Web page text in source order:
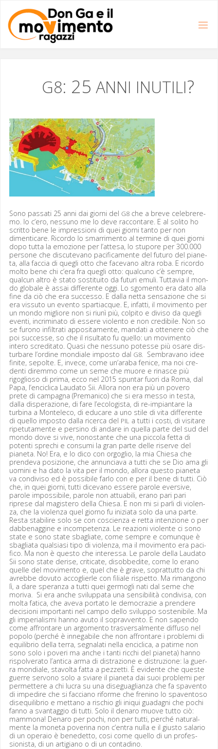
contenuto
G8: 25 ANNI INUTILI?
Sono pas­sati 25 anni dai giorni del G8che a breve cele­br­ere­
mo. Io c’ero, nes­suno me lo deve rac­con­tare. E al soli­to ho
scrit­to bene le impres­sioni di quei giorni tan­to per non
dimen­ti­care. Ricor­do lo smar­ri­men­to al ter­mine di quei giorni
dopo tut­ta la emozione per l’attesa, lo stu­pore per 300.000
per­sone che dis­cute­vano paci­fi­ca­mente del futuro del piane­
ta, alla fac­cia di quegli otto che face­vano altra roba. E ricor­do
molto bene chi c’era fra quegli otto: qual­cuno c’è sem­pre,
qual­cun altro è sta­to sos­ti­tu­ito da futuri emuli. Tut­tavia il mon­
do glob­ale è assai dif­fer­ente oggi. Lo sgo­men­to era dato alla
fine da ciò che era suc­ces­so. E dal­la net­ta sen­sazione che si
era vis­su­to un even­to spar­ti­acque. E, infat­ti, il movi­men­to per
un mon­do migliore non si riunì più, col­pi­to e divi­so da quegli
even­ti, incrim­i­na­to di essere vio­len­to e non cred­i­bile. Non so
se furono infil­trati apposi­ta­mente, man­dati a ottenere ciò che
poi suc­cesse, so che il risul­ta­to fu quel­lo: un movi­men­to
intero scred­i­ta­to. Qua­si che nes­suno potesse più osare dis­
tur­bare l’ordine mon­di­ale impos­to dal G8. Sem­bra­vano idee
finite, sepolte. E, invece, come un’araba fenice, ma noi cre­
den­ti direm­mo come un seme che muore e rinasce più
rigoglioso di pri­ma, ecco nel 2015 spun­tar fuori da Roma, dal
Papa, l’enciclica Lauda­to Sii. Allo­ra non era più un povero
prete di cam­pagna (Pre­man­i­co) che si era mes­so in tes­ta,
dal­la dis­per­azione, di fare l’ecologista, di re-impiantare la
turbina a Mon­t­ele­co, di edu­care a uno stile di vita dif­fer­ente
di quel­lo impos­to dal­la ricer­ca del PIL a tut­ti i costi, di vis­itare
ripetu­ta­mente e persi­no di andare in quel­la parte del sud del
mon­do dove si vive, nonos­tante che una pic­co­la fet­ta di
poten­ti sprechi e con­su­mi la gran parte delle ris­erve del
piane­ta. No! Era, e lo dico con orgoglio, la mia Chiesa che
pren­de­va posizione, che annun­ci­a­va a tut­ti che se Dio ama gli
uomi­ni e ha dato la vita per il mon­do, allo­ra questo piane­ta
va con­di­vi­so ed è pos­si­bile far­lo con e per il bene di tut­ti. Ciò
che, in quei giorni, tut­ti dice­vano essere parole ever­sive,
parole impos­si­bile, parole non attua­bili, era­no pari pari
riprese dal mag­is­tero del­la Chiesa. E non mi si par­li di vio­len­
za, che la vio­len­za quel giorno fu inizia­ta solo da una parte.
Res­ta sta­bilire solo se con coscien­za e ret­ta inten­zione o per
dabbe­nag­gine e incom­pe­ten­za. Le reazioni vio­lente ci sono
state e sono state sbagli­ate, come sem­pre e comunque è
sbagli­a­ta qual­si­asi tipo di vio­len­za, ma il movi­men­to era paci­
fi­co. Ma non è questo che inter­es­sa. Le parole del­la Lauda­to
Sii sono state derise, crit­i­cate, dis­obbe­dite, come lo era­no
quelle del movi­men­to e, quel che è grave, soprat­tut­to da chi
avrebbe dovu­to accoglier­le con fil­iale rispet­to. Ma riman­gono
lì, a dare sper­an­za a tut­ti quei ger­mogli nati dal seme che
mori­va. Si era anche svilup­pa­ta una sen­si­bil­ità con­di­visa, con
mol­ta fat­i­ca, che ave­va por­ta­to le democra­zie a pren­dere
deci­sioni impor­tan­ti nel cam­po del­lo svilup­po sosteni­bile. Ma
gli impe­ri­al­is­mi han­no avu­to il sopravven­to. E non sapen­do
come affrontare un argo­men­to trasver­salmente dif­fu­so nel
popo­lo (per­ché è innega­bile che non affrontare i prob­le­mi di
equi­lib­rio del­la ter­ra, seg­nalati nel­la enci­cli­ca, a patirne non
sono solo i poveri ma anche i tan­ti ric­chi del piane­ta) han­no
rispolver­a­to l’antica arma di dis­trazione e dis­truzione: la guer­
ra mon­di­ale, sta­vol­ta fat­ta a pezzetti. È evi­dente che queste
guerre ser­vono solo a sviare il piane­ta dai suoi prob­le­mi per
per­me­t­tere a chi lucra su una dis­eguaglian­za che fa spaven­to
di impedire che si fac­ciano riforme che freni­no lo spaven­toso
dis­e­qui­lib­rio e met­tano a ris­chio gli iniqui guadag­ni che pochi
fan­no a svan­tag­gio di tut­ti. Solo il denaro muove tut­to ciò:
mam­mona! Denaro per pochi, non per tut­ti, per­ché nat­u­ral­
mente la mon­e­ta pove­ri­na non c’entra nul­la e il gius­to salario
di un operaio è benedet­to, cosi come quel­lo di un pro­fes­
sion­ista, di un arti­giano o di un contadino.